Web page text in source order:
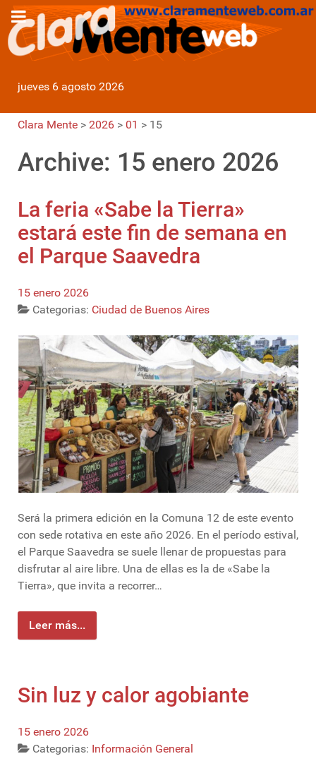
jueves 6 agosto 2026
Clara Mente > 2026 > 01 > 15
Archive: 15 enero 2026
La feria «Sabe la Tierra»
estará este fin de semana en
el Parque Saavedra
15 enero 2026
Categorias: Ciudad de Buenos Aires
Será la primera edición en la Comuna 12 de este evento
con sede rotativa en este año 2026. En el período estival,
el Parque Saavedra se suele llenar de propuestas para
disfrutar al aire libre. Una de ellas es la de «Sabe la
Tierra», que invita a recorrer…
Leer más...
Sin luz y calor agobiante
15 enero 2026
Categorias: Información General